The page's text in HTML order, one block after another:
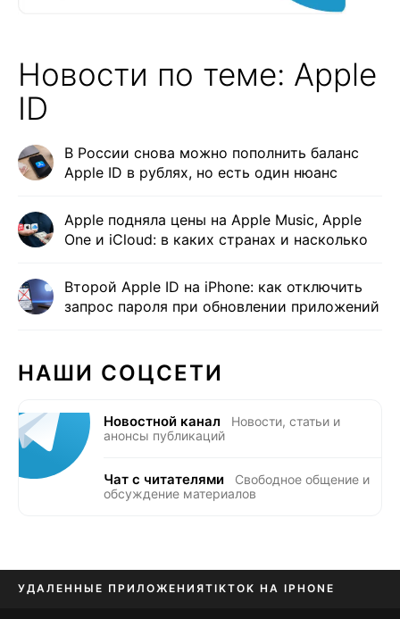
Новости по теме: Apple
ID
В России снова можно пополнить баланс
Apple ID в рублях, но есть один нюанс
Apple подняла цены на Apple Music, Apple
One и iCloud: в каких странах и насколько
Второй Apple ID на iPhone: как отключить
запрос пароля при обновлении приложений
НАШИ СОЦСЕТИ
Новостной канал
Новости, статьи и
анонсы публикаций
Чат с читателями
Свободное общение и
обсуждение материалов
УДАЛЕННЫЕ ПРИЛОЖЕНИЯTIKTOK НА IPHONE